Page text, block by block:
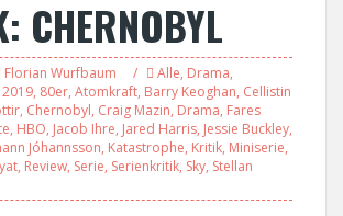
CHERNOBYL
Florian Wurfbaum Alle, Drama,
2019, 80er, Atomkraft, Barry Keoghan, Cellistin
, Chernobyl, Craig Mazin, Drama, Fares
, HBO, Jacob Ihre, Jared Harris, Jessie Buckley,
Jóhannsson, Katastrophe, Kritik, Miniserie,
, Review, Serie, Serienkritik, Sky, Stellan